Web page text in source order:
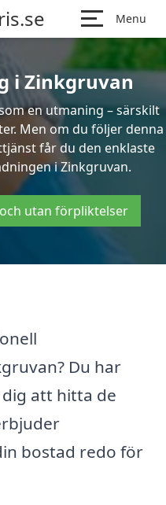
Menu
i Zinkgruvan
en utmaning – särskilt
Men om du följer denna
får du den enklaste
i Zinkgruvan.
utan förpliktelser
Du har
att hitta de
bostad redo för